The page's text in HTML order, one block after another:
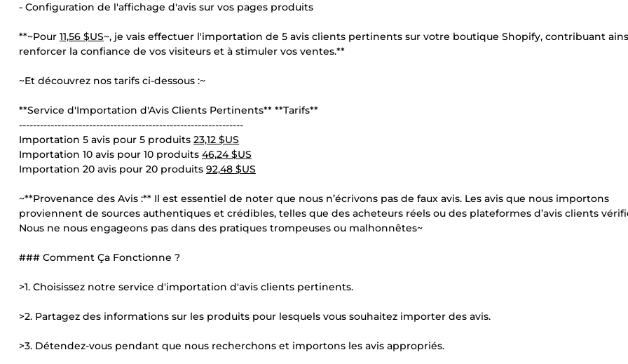
- Configuration de l'affichage d'avis sur vos pages produits
**~Pour 11,56 $US~, je vais effectuer l'importation de 5 avis clients pertinents sur votre boutique Shopify, contribuant
renforcer la confiance de vos visiteurs et à stimuler vos ventes.**
~Et découvrez nos tarifs ci-dessous :~
**Service d'Importation d'Avis Clients Pertinents** **Tarifs**
----------------------------------------------------------------
Importation 5 avis pour 5 produits 23,12 $US
Importation 10 avis pour 10 produits 46,24 $US
Importation 20 avis pour 20 produits 92,48 $US
~**Provenance des Avis :** Il est essentiel de noter que nous n’écrivons pas de faux avis. Les avis que nous importons
proviennent de sources authentiques et crédibles, telles que des acheteurs réels ou des plateformes d’avis clients
Nous ne nous engageons pas dans des pratiques trompeuses ou malhonnêtes~
### Comment Ça Fonctionne ?
>1. Choisissez notre service d'importation d'avis clients pertinents.
>2. Partagez des informations sur les produits pour lesquels vous souhaitez importer des avis.
>3. Détendez-vous pendant que nous recherchons et importons les avis appropriés.